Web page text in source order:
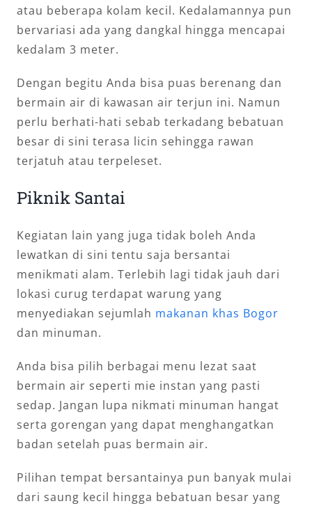
atau beberapa kolam kecil. Kedalamannya pun
bervariasi ada yang dangkal hingga mencapai
kedalam 3 meter.
Dengan begitu Anda bisa puas berenang dan
bermain air di kawasan air terjun ini. Namun
perlu berhati-hati sebab terkadang bebatuan
besar di sini terasa licin sehingga rawan
terjatuh atau terpeleset.
Piknik Santai
Kegiatan lain yang juga tidak boleh Anda
lewatkan di sini tentu saja bersantai
menikmati alam. Terlebih lagi tidak jauh dari
lokasi curug terdapat warung yang
menyediakan sejumlah makanan khas Bogor
dan minuman.
Anda bisa pilih berbagai menu lezat saat
bermain air seperti mie instan yang pasti
sedap. Jangan lupa nikmati minuman hangat
serta gorengan yang dapat menghangatkan
badan setelah puas bermain air.
Pilihan tempat bersantainya pun banyak mulai
dari saung kecil hingga bebatuan besar yang